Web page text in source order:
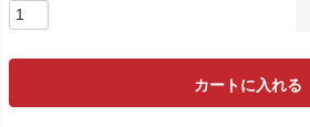
カートに入れる